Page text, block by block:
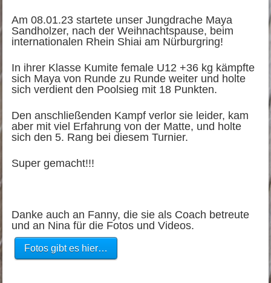
Am 08.01.23 startete unser Jungdrache Maya
Sandholzer, nach der Weihnachtspause, beim
internationalen Rhein Shiai am Nürburgring!
In ihrer Klasse Kumite female U12 +36 kg kämpfte
sich Maya von Runde zu Runde weiter und holte
sich verdient den Poolsieg mit 18 Punkten.
Den anschließenden Kampf verlor sie leider, kam
aber mit viel Erfahrung von der Matte, und holte
sich den 5. Rang bei diesem Turnier.
Super gemacht!!!
Danke auch an Fanny, die sie als Coach betreute
und an Nina für die Fotos und Videos.
Fotos gibt es hier…